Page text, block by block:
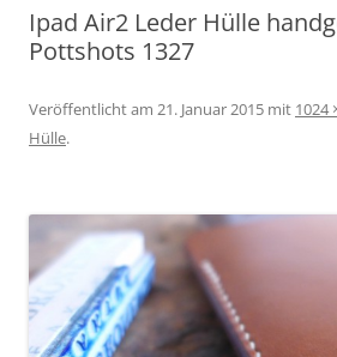
Ipad Air2 Leder Hülle
Pottshots 1327
Veröffentlicht am 21. Januar 2015 mit 1024
Hülle.